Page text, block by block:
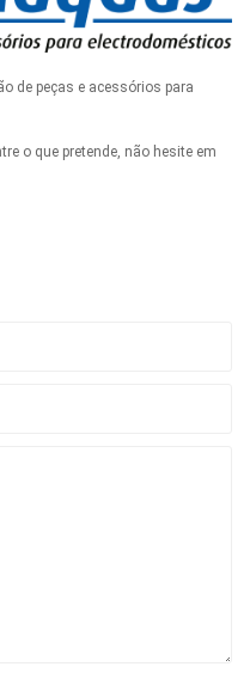
de peças e acessórios para
o que pretende, não hesite em